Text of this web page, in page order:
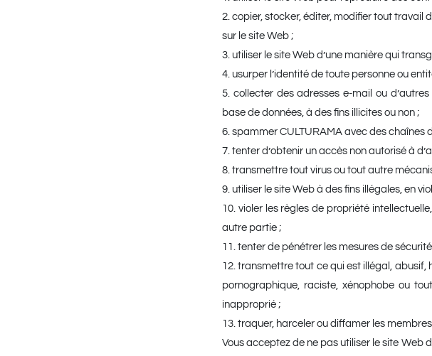
2. copier, stocker, éditer, modifier tout travail
sur le site Web ;
3. utiliser le site Web d’une manière qui
4. usurper l’identité de toute personne ou
5. collecter des adresses e-mail ou
base de données, à des fins illicites ou non ;
6. spammer CULTURAMA avec des chaînes
7. tenter d’obtenir un accès non autorisé à
8. transmettre tout virus ou tout autre
9. utiliser le site Web à des fins illégales, en
10. violer les règles de propriété
autre partie ;
11. tenter de pénétrer les mesures de
12. transmettre tout ce qui est illégal,
pornographique, raciste, xénophobe ou
inapproprié ;
13. traquer, harceler ou diffamer les
Vous acceptez de ne pas utiliser le site Web